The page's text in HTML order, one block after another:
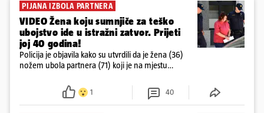
PIJANA IZBOLA PARTNERA
VIDEO Žena koju sumnjiče za teško
ubojstvo ide u istražni zatvor. Prijeti
joj 40 godina!
Policija je objavila kako su utvrdili da je žena (36)
nožem ubola partnera (71) koji je na mjestu
ispitali i poslali u istražni zatvor
1 40